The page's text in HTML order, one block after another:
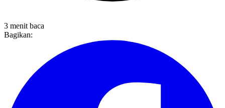
3 menit baca
Bagikan: